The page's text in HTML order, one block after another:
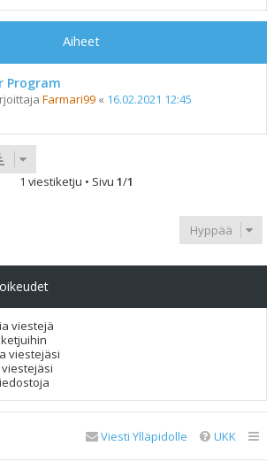
Aiheet
Program
Farmari99 « 16.02.2021 12:45
1 viestiketju • Sivu 1/1
Hyppää
viestejä
viestejäsi
UKK
Viesti Ylläpidolle